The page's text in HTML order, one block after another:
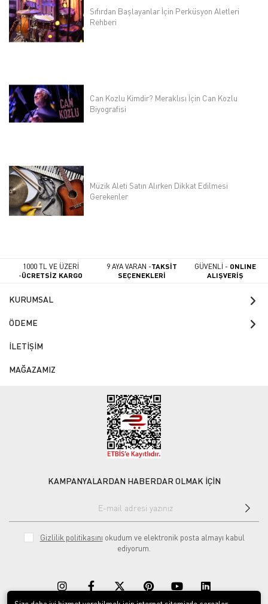
Sıfırdan Başlayanlar İçin Perküsyon Aletleri
Rehberi
Can Kozlu Kimdir? Meraklısı İçin Can Kozlu
Biyografisi
Müzik Aleti Satın Alırken Dikkat Edilmesi
Gerekenler
1000 TL VE ÜZERİ
-ÜCRETSİZ KARGO
9 AYA VARAN -TAKSİT
SEÇENEKLERİ
GÜVENLİ - ONLINE
ALIŞVERİŞ
KURUMSAL
ÖDEME
İLETİŞİM
MAĞAZAMIZ
KAMPANYALARDAN HABERDAR OLMAK İÇİN
Gizlilik politikasını okudum ve elektronik posta almayı kabul
ediyorum.